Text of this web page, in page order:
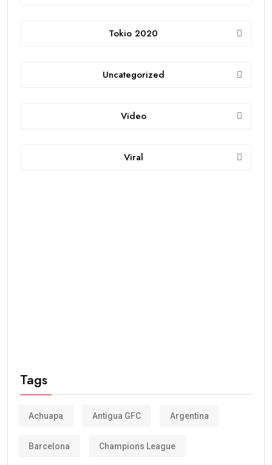
Tokio 2020
Uncategorized
Video
Viral
Tags
Achuapa Antigua GFC Argentina
Barcelona Champions League